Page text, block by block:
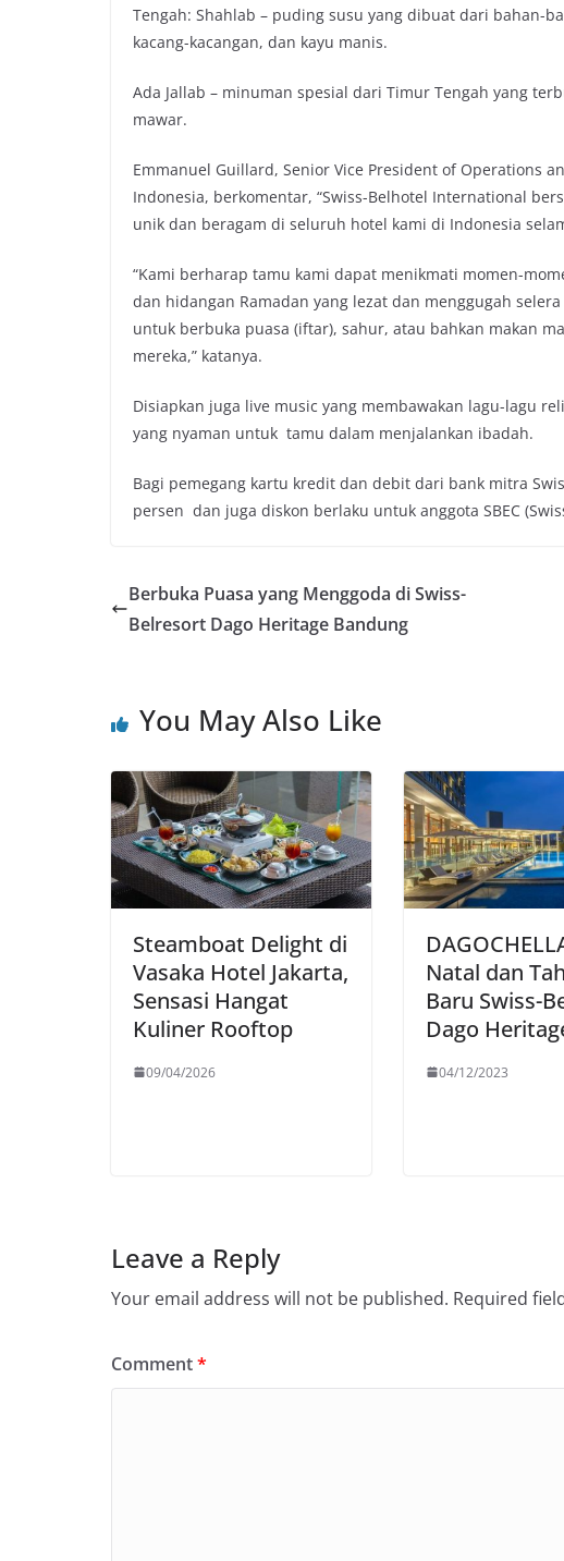
Tengah: Shahlab – puding susu yang dibuat dari bahan-
kacang-kacangan, dan kayu manis.
Ada Jallab – minuman spesial dari Timur Tengah yang
mawar.
Emmanuel Guillard, Senior Vice President of Operations
Indonesia, berkomentar, “Swiss-Belhotel International
unik dan beragam di seluruh hotel kami di Indonesia
“Kami berharap tamu kami dapat menikmati momen-
dan hidangan Ramadan yang lezat dan menggugah
untuk berbuka puasa (iftar), sahur, atau bahkan makan
mereka,” katanya.
Disiapkan juga live music yang membawakan lagu-lagu
yang nyaman untuk tamu dalam menjalankan ibadah.
Bagi pemegang kartu kredit dan debit dari bank mitra
persen dan juga diskon berlaku untuk anggota SBEC
Berbuka Puasa yang Menggoda di Swiss-
Belresort Dago Heritage Bandung
You May Also Like
Steamboat Delight di
Vasaka Hotel Jakarta,
Sensasi Hangat
Kuliner Rooftop
09/04/2026
Natal dan
Baru Swiss-
Dago
04/12/2023
Leave a Reply
Your email address will not be published. Required
Comment*